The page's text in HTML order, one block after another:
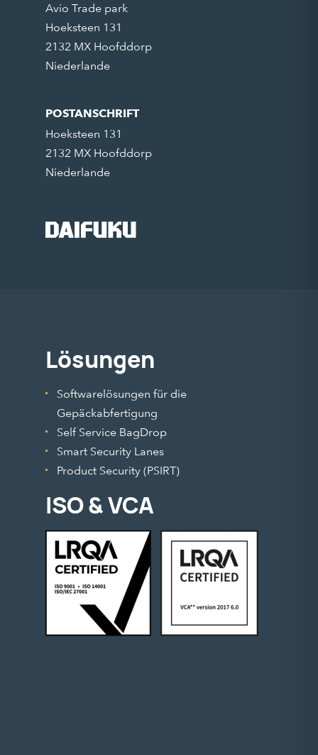
Avio Trade park
Hoeksteen 131
2132 MX Hoofddorp
Niederlande
POSTANSCHRIFT
Hoeksteen 131
2132 MX Hoofddorp
Niederlande
Lösungen
Softwarelösungen für die
Gepäckabfertigung
Self Service BagDrop
Smart Security Lanes
Product Security (PSIRT)
ISO & VCA